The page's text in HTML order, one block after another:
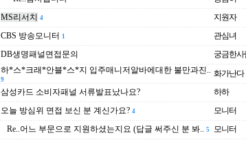
MS리서치 4 지원자
CBS 방송모니터 1 관심녀
DB생명패널면접문의 궁금한사
하*스*크래*안블*스*지 입주매니저알바에대한 불만과진..
9
화가난다
삼성카드 소비자패널 서류발표났나요? 하하
오늘 방심위 면접 보신 분 계신가요? 4 모니터
Re..어느 부문으로 지원하셨는지요 (답글 써주신 분 봐.. 5 모니터